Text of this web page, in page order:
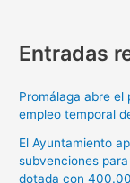
Entradas
Promálaga abre el
empleo temporal
El Ayuntamiento
subvenciones para
dotada con